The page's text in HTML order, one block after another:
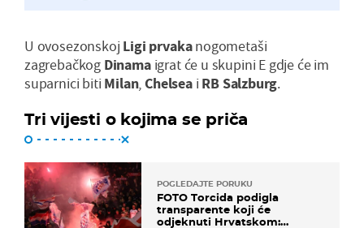
U ovosezonskoj Ligi prvakanogometaši
zagrebačkog Dinamaigrat će u skupini E gdje će im
suparnici biti Milan,Chelseai RB Salzburg.
Tri vijesti o kojima se priča
POGLEDAJTE PORUKU
FOTO Torcida podigla
transparente koji će
odjeknuti Hrvatskom: